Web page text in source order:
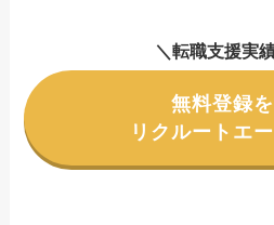
＼転職支援実
無料登録
リクルートエ